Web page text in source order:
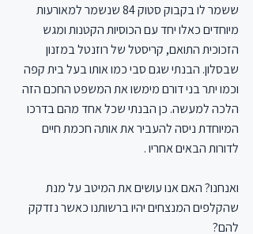
ששמר לו בקבוק סטוק 84 שנשמר למאורעות
מיוחדים כאלו יחד עם הכוסיות הקטנות ומגש
הזכוכית התואם, קריסטל של רוזנטל במזנון
שבסלון. הבנתי שגם סבי כמו אותו בעל בית קפה
וכמו יתר בני דורם מימשו את המשפט החכם הזה
הלכה למעשה. כן הבנתי שכל אחד מהם בדרכו
המיוחדת ניסה להעביר את אותה חכמת חיים
לדורות הבאים אחריו .
ואנחנו? האם אנו עושים את המיטב על מנת
שהקלפים המנצחים יהיו ברשותנו כאשר נזדקק
להם?